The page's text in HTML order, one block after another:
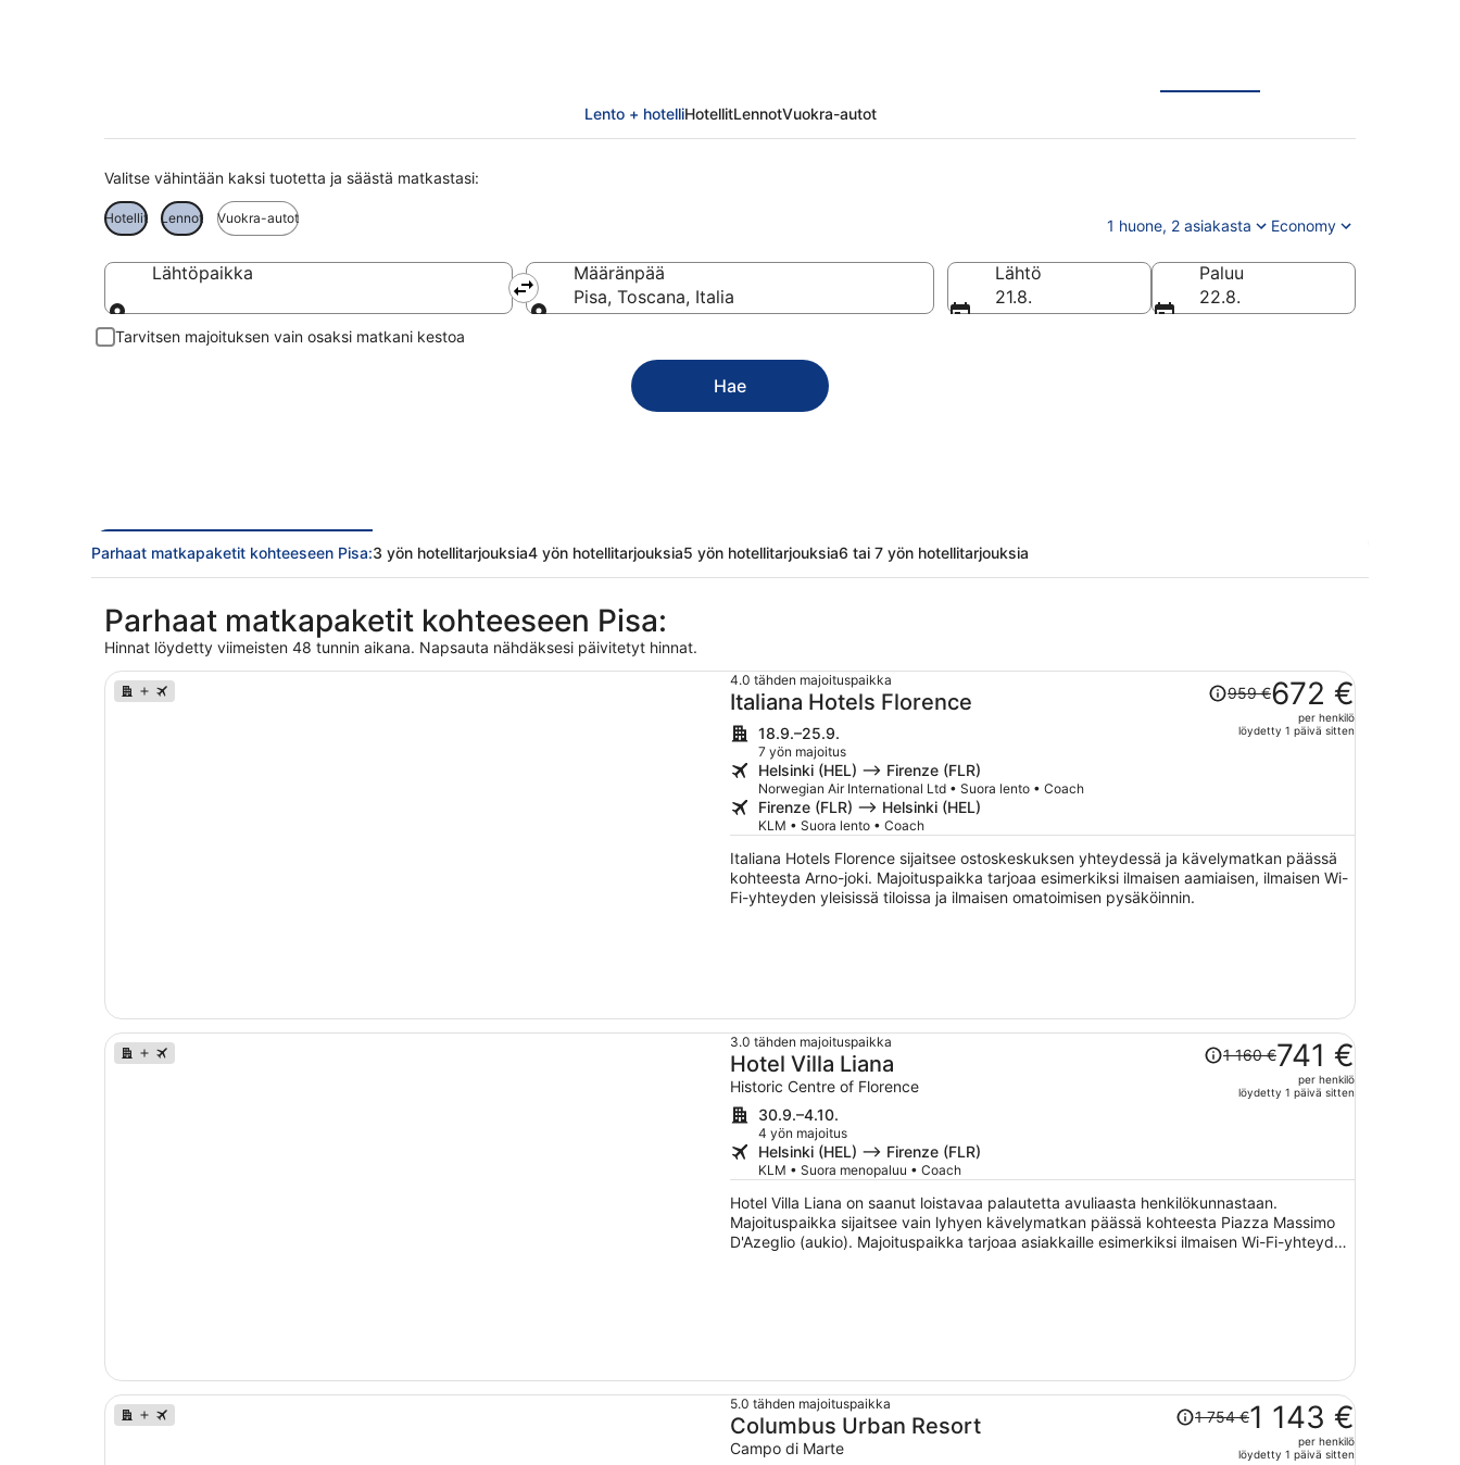
Lento + hotelliHotellitLennotVuokra-autot
Valitse vähintään kaksi tuotetta ja säästä matkastasi:
Hotellit Lennot Vuokra-autot 1 huone, 2 asiakasta Economy
Lähtöpaikka
Lähtöpaikka
Määränpää
Pisa, Toscana, Italia
Lähtö
21.8.
Paluu
22.8.
Tarvitsen majoituksen vain osaksi matkani kestoa
Hae
Parhaat matkapaketit kohteeseen Pisa:3 yön hotellitarjouksia4 yön hotellitarjouksia5 yön hotellitarjouksia6 tai 7 yön hotellitarjouksia
Parhaat matkapaketit kohteeseen Pisa:
Hinnat löydetty viimeisten 48 tunnin aikana. Napsauta nähdäksesi päivitetyt hinnat.
4.0 tähden majoituspaikka
Italiana Hotels Florence
18.9.–25.9.
7 yön majoitus
Helsinki (HEL) –> Firenze (FLR)
Norwegian Air International Ltd • Suora lento • Coach
Firenze (FLR) –> Helsinki (HEL)
KLM • Suora lento • Coach
Hinta
oli
959 €,
per
henkilö
959 €672 €
per henkilö
löydetty 1 päivä sitten
Italiana Hotels Florence sijaitsee ostoskeskuksen yhteydessä ja kävelymatkan päässä
kohteesta Arno-joki. Majoituspaikka tarjoaa esimerkiksi ilmaisen aamiaisen, ilmaisen Wi-
Fi-yhteyden yleisissä tiloissa ja ilmaisen omatoimisen pysäköinnin.
3.0 tähden majoituspaikka
Hotel Villa Liana
Historic Centre of Florence
30.9.–4.10.
4 yön majoitus
Helsinki (HEL) –> Firenze (FLR)
KLM • Suora menopaluu • Coach
Hinta
oli
1 160 €,
per
henkilö
1 160 €741 €
per henkilö
löydetty 1 päivä sitten
Hotel Villa Liana on saanut loistavaa palautetta avuliaasta henkilökunnastaan.
Majoituspaikka sijaitsee vain lyhyen kävelymatkan päässä kohteesta Piazza Massimo
D'Azeglio (aukio). Majoituspaikka tarjoaa asiakkaille esimerkiksi ilmaisen Wi-Fi-yhteyden
5.0 tähden majoituspaikka
Columbus Urban Resort
Campo di Marte
Hinta
oli
1 754 €,
1 754 €1 143 €
per henkilö
löydetty 1 päivä sitten